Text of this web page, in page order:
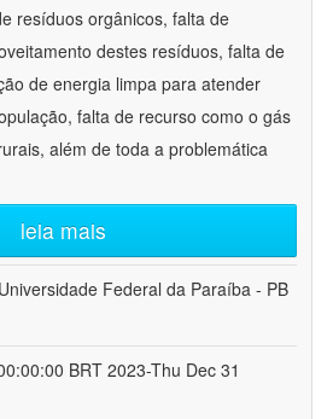
resíduos orgânicos, falta de
destes resíduos, falta de
de energia limpa para atender
falta de recurso como o gás
além de toda a problemática
leia mais
Universidade Federal da Paraíba - PB
BRT 2023-Thu Dec 31